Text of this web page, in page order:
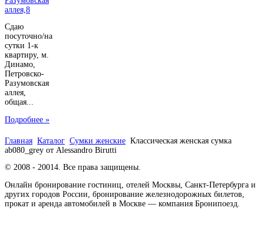
Сдаю
посуточно/на
сутки 1-к
квартиру, м.
Динамо,
Петровско-
Разумовская
аллея,
общая...
Подробнее »
Главная Каталог Сумки женские Классическая женская сумка
ab080_grey от Alessandro Birutti
© 2008 - 20014. Все права защищены.
Онлайн бронирование гостиниц, отелей Москвы, Санкт-Петербурга и
других городов России, бронирование железнодорожных билетов,
прокат и аренда автомобилей в Москве — компания Бронипоезд.